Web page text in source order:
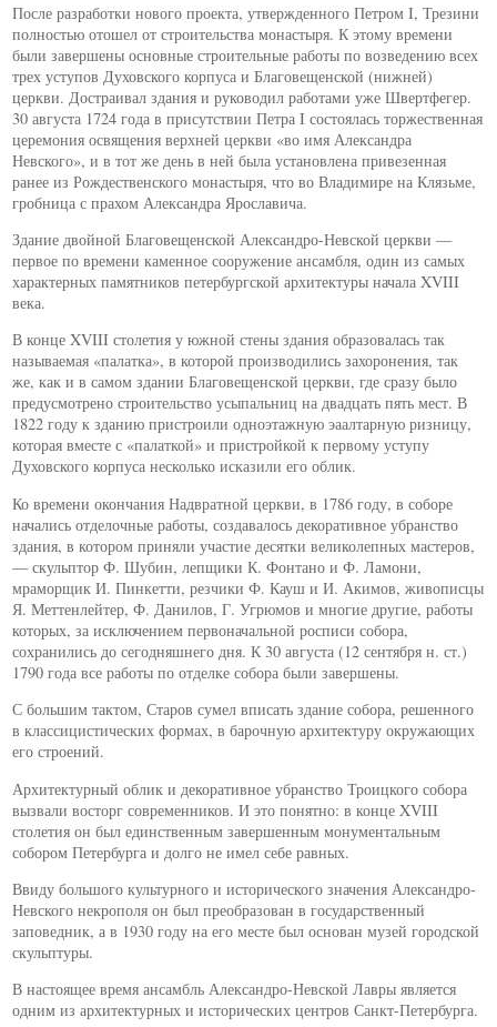
После разработки нового проекта, утвержденного Петром I, Трезини
полностью отошел от строительства монастыря. К этому времени
были завершены основные строительные работы по возведению всех
трех уступов Духовского корпуса и Благовещенской (нижней)
церкви. Достраивал здания и руководил работами уже Швертфегер.
30 августа 1724 года в присутствии Петра I состоялась торжественная
церемония освящения верхней церкви «во имя Александра
Невского», и в тот же день в ней была установлена привезенная
ранее из Рождественского монастыря, что во Владимире на Клязьме,
гробница с прахом Александра Ярославича.
Здание двойной Благовещенской Александро-Невской церкви —
первое по времени каменное сооружение ансамбля, один из самых
характерных памятников петербургской архитектуры начала XVIII
века.
В конце XVIII столетия у южной стены здания образовалась так
называемая «палатка», в которой производились захоронения, так
же, как и в самом здании Благовещенской церкви, где сразу было
предусмотрено строительство усыпальниц на двадцать пять мест. В
1822 году к зданию пристроили одноэтажную эаалтарную ризницу,
которая вместе с «палаткой» и пристройкой к первому уступу
Духовского корпуса несколько исказили его облик.
Ко времени окончания Надвратной церкви, в 1786 году, в соборе
начались отделочные работы, создавалось декоративное убранство
здания, в котором приняли участие десятки великолепных мастеров,
— скульптор Ф. Шубин, лепщики К. Фонтано и Ф. Ламони,
мраморщик И. Пинкетти, резчики Ф. Кауш и И. Акимов, живописцы
Я. Меттенлейтер, Ф. Данилов, Г. Угрюмов и многие другие, работы
которых, за исключением первоначальной росписи собора,
сохранились до сегодняшнего дня. К 30 августа (12 сентября н. ст.)
1790 года все работы по отделке собора были завершены.
С большим тактом, Старов сумел вписать здание собора, решенного
в классицистических формах, в барочную архитектуру окружающих
его строений.
Архитектурный облик и декоративное убранство Троицкого собора
вызвали восторг современников. И это понятно: в конце XVIII
столетия он был единственным завершенным монументальным
собором Петербурга и долго не имел себе равных.
Ввиду большого культурного и исторического значения Александро-
Невского некрополя он был преобразован в государственный
заповедник, а в 1930 году на его месте был основан музей городской
скульптуры.
В настоящее время ансамбль Александро-Невской Лавры является
одним из архитектурных и исторических центров Санкт-Петербурга.